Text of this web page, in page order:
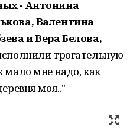
- Антонина
Валентина
и Вера Белова,
трогательную
мне надо, как
моя.."